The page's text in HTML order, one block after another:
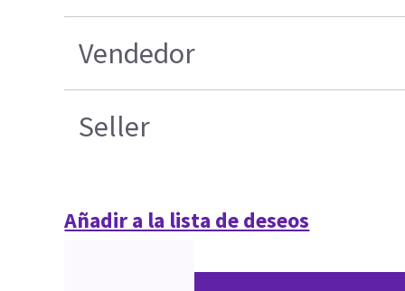
Vendedor
Seller
Añadir a la lista de deseos